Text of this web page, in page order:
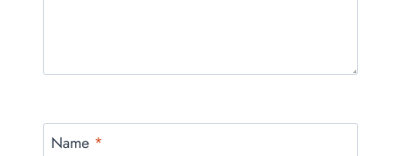
Name *